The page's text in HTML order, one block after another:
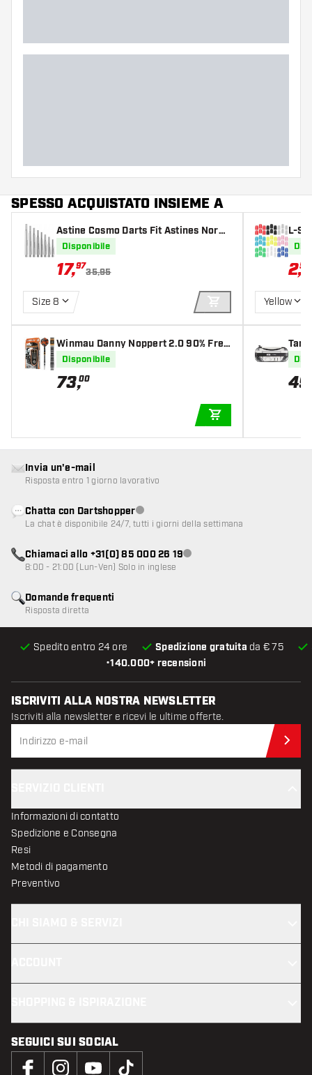
SPESSO ACQUISTATO INSIEME A
Astine Cosmo Darts Fit Astines Norm
al - Super Duralumin - Metal - Locked
Disponibile
17,97
35,95
Size 8
AGGIUNGI AL
Winmau Danny Noppert 2.0 90% Frec
cette Soft Darts
Disponibile
73,00
L-
2,55
Yellow
-
49
•140.000+ recensioni
Spedito entro 24 ore Spedizione gratuita da € 75
Domande frequenti
Risposta diretta
Invia un'e-mail
Risposta entro 1 giorno lavorativo
Chatta con DartshopperServizio clienti non disponibile
La chat è disponibile 24/7, tutti i giorni della settimana
Chiamaci allo +31(0) 85 000 26 19Servizio clienti non disponibile
8:00 - 21:00 (Lun-Ven) Solo in inglese
ISCRIVITI ALLA NOSTRA NEWSLETTER
Iscriviti alla newsletter e ricevi le ultime offerte.
Informazioni di contatto
Spedizione e Consegna
Resi
Metodi di pagamento
Preventivo
SEGUICI SUI SOCIAL